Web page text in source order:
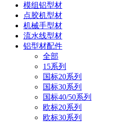
模组铝型材
点胶机型材
机械手型材
流水线型材
铝型材配件
全部
15系列
国标20系列
国标30系列
国标40/50系列
欧标20系列
欧标30系列